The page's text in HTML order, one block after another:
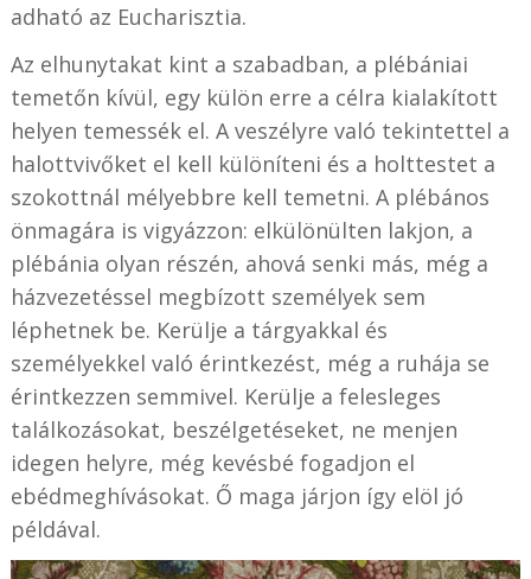
adható az Eucharisztia.
Az elhunytakat kint a szabadban, a plébániai
temetőn kívül, egy külön erre a célra kialakított
helyen temessék el. A veszélyre való tekintettel a
halottvivőket el kell különíteni és a holttestet a
szokottnál mélyebbre kell temetni. A plébános
önmagára is vigyázzon: elkülönülten lakjon, a
plébánia olyan részén, ahová senki más, még a
házvezetéssel megbízott személyek sem
léphetnek be. Kerülje a tárgyakkal és
személyekkel való érintkezést, még a ruhája se
érintkezzen semmivel. Kerülje a felesleges
találkozásokat, beszélgetéseket, ne menjen
idegen helyre, még kevésbé fogadjon el
ebédmeghívásokat. Ő maga járjon így elöl jó
példával.